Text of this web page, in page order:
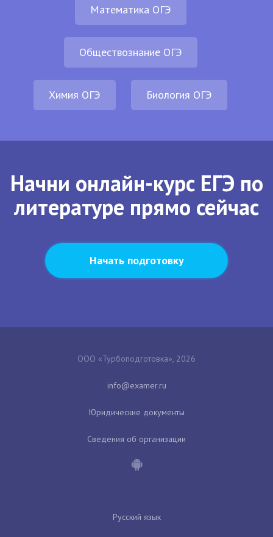
Математика ОГЭ
Обществознание ОГЭ
Химия ОГЭ Биология ОГЭ
Начни онлайн-курс ЕГЭ по
литературе прямо сейчас
Начать подготовку
ООО «Турбоподготовка», 2026
Юридические документы
Сведения об организации
Русский язык